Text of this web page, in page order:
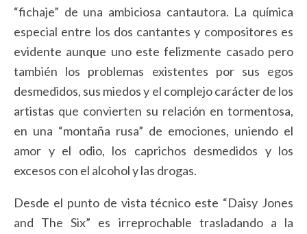
“fichaje” de una ambiciosa cantautora. La química
especial entre los dos cantantes y compositores es
evidente aunque uno este felizmente casado pero
también los problemas existentes por sus egos
desmedidos, sus miedos y el complejo carácter de los
artistas que convierten su relación en tormentosa,
en una “montaña rusa” de emociones, uniendo el
amor y el odio, los caprichos desmedidos y los
excesos con el alcohol y las drogas.
Desde el punto de vista técnico este “Daisy Jones
and The Six” es irreprochable trasladando a la